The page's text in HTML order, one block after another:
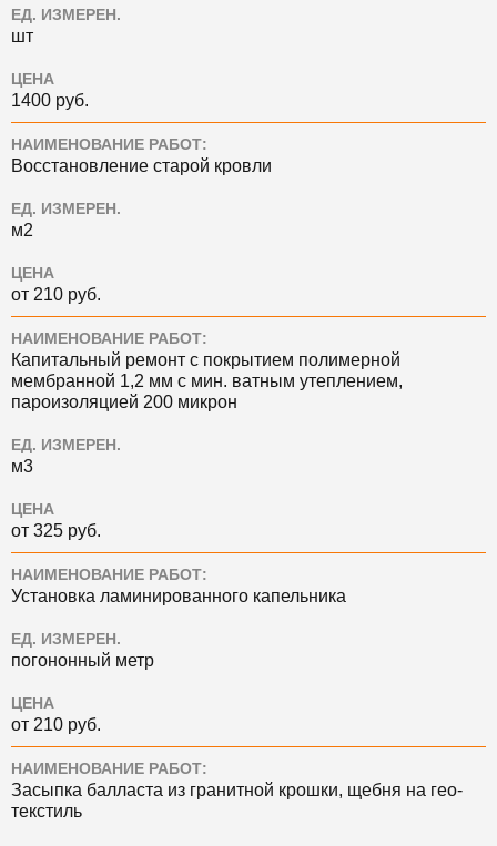
ЕД. ИЗМЕРЕН.
шт
ЦЕНА
1400 руб.
НАИМЕНОВАНИЕ РАБОТ:
Восстановление старой кровли
ЕД. ИЗМЕРЕН.
м2
ЦЕНА
от 210 руб.
НАИМЕНОВАНИЕ РАБОТ:
Капитальный ремонт с покрытием полимерной
мембранной 1,2 мм с мин. ватным утеплением,
пароизоляцией 200 микрон
ЕД. ИЗМЕРЕН.
м3
ЦЕНА
от 325 руб.
НАИМЕНОВАНИЕ РАБОТ:
Установка ламинированного капельника
ЕД. ИЗМЕРЕН.
погононный метр
ЦЕНА
от 210 руб.
НАИМЕНОВАНИЕ РАБОТ:
Засыпка балласта из гранитной крошки, щебня на гео-
текстиль